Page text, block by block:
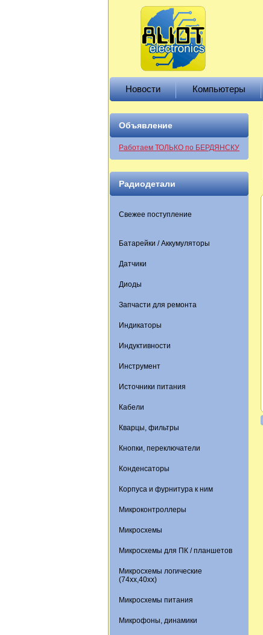
Новости Компьютеры
Объявление
Работаем ТОЛЬКО по БЕРДЯНСКУ
Радиодетали
Свежее поступление
Батарейки / Аккумуляторы
Датчики
Диоды
Запчасти для ремонта
Индикаторы
Индуктивности
Инструмент
Источники питания
Кабели
Кварцы, фильтры
Кнопки, переключатели
Конденсаторы
Корпуса и фурнитура к ним
Микроконтроллеры
Микросхемы
Микросхемы для ПК / планшетов
Микросхемы логические
(74xx,40xx)
Микросхемы питания
Микрофоны, динамики